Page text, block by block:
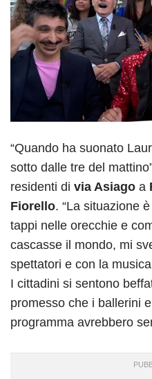
“Quando ha suonato
sotto dalle tre del
residenti di via Asiago a
Fiorello. “La situazione
tappi nelle orecchie e
cascasse il mondo, mi
spettatori e con la
I cittadini si sentono
promesso che i ballerini
programma avrebbero